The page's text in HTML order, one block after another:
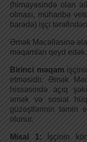
(himayəsində olan
olması, müharibə
barədə) işçi
Әmək Məcəlləsinə
məqamları qeyd edək.
Birinci məqam
etməsidir. Әmək
hissəsində açıq
əmək və sosial
güzəştlərinin təmin
olunur.
Misal 1:
İşçinin